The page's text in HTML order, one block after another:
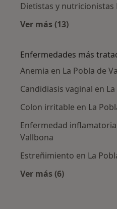
Dietistas y nutricionistas
Ver más (13)
Enfermedades más
Anemia en La Pobla de
Candidiasis vaginal en
Colon irritable en La
Enfermedad
Vallbona
Estreñimiento en La
Ver más (6)